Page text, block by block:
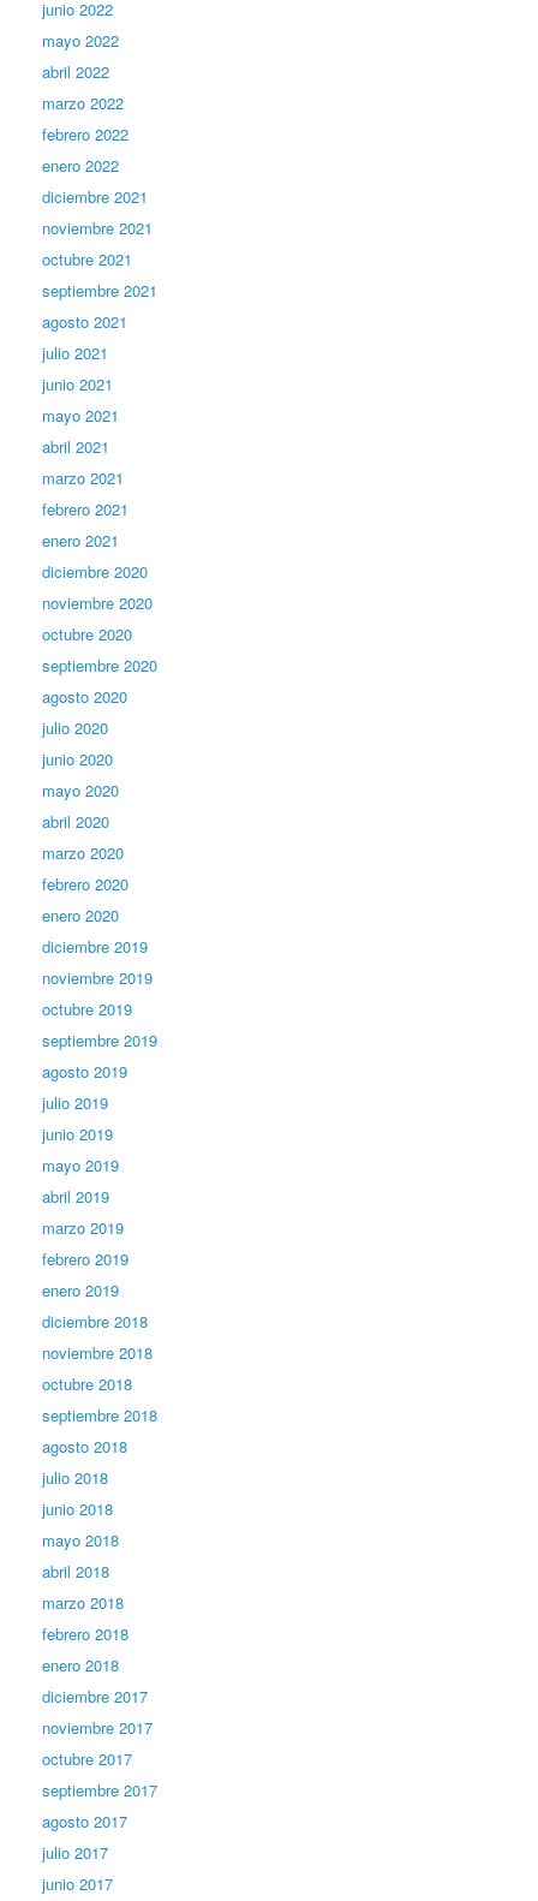
junio 2022
mayo 2022
abril 2022
marzo 2022
febrero 2022
enero 2022
diciembre 2021
noviembre 2021
octubre 2021
septiembre 2021
agosto 2021
julio 2021
junio 2021
mayo 2021
abril 2021
marzo 2021
febrero 2021
enero 2021
diciembre 2020
noviembre 2020
octubre 2020
septiembre 2020
agosto 2020
julio 2020
junio 2020
mayo 2020
abril 2020
marzo 2020
febrero 2020
enero 2020
diciembre 2019
noviembre 2019
octubre 2019
septiembre 2019
agosto 2019
julio 2019
junio 2019
mayo 2019
abril 2019
marzo 2019
febrero 2019
enero 2019
diciembre 2018
noviembre 2018
octubre 2018
septiembre 2018
agosto 2018
julio 2018
junio 2018
mayo 2018
abril 2018
marzo 2018
febrero 2018
enero 2018
diciembre 2017
noviembre 2017
octubre 2017
septiembre 2017
agosto 2017
julio 2017
junio 2017